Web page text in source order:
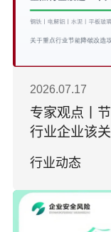
2026.07.17
专家观点丨
行业企业该关
行业动态